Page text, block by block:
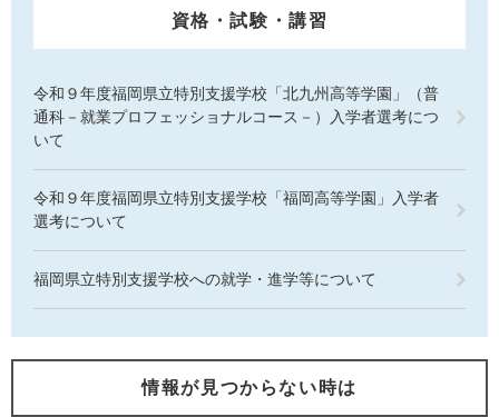
資格・試験・講習
令和９年度福岡県立特別支援学校「北九州高等学園」（普
通科－就業プロフェッショナルコース－）入学者選考につ
いて
令和９年度福岡県立特別支援学校「福岡高等学園」入学者
選考について
福岡県立特別支援学校への就学・進学等について
情報が見つからない時は